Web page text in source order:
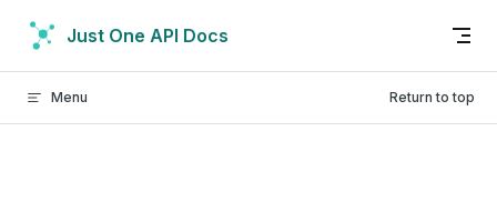
Skip to content
Just One API Docs
Menu Return to top